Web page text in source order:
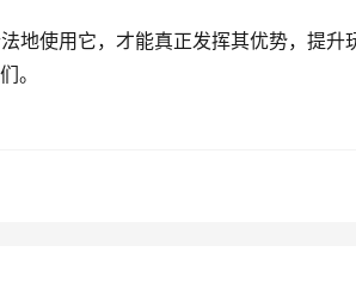
地使用它，才能真正发挥其优势，提升
。